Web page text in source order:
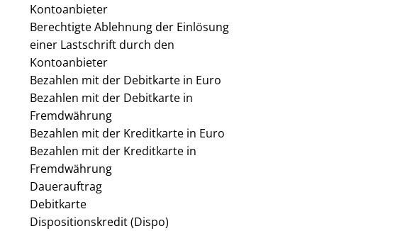
Kontoanbieter
Berechtigte Ablehnung der Einlösung
einer Lastschrift durch den
Kontoanbieter
Bezahlen mit der Debitkarte in Euro
Bezahlen mit der Debitkarte in
Fremdwährung
Bezahlen mit der Kreditkarte in Euro
Bezahlen mit der Kreditkarte in
Fremdwährung
Dauerauftrag
Debitkarte
Dispositionskredit (Dispo)